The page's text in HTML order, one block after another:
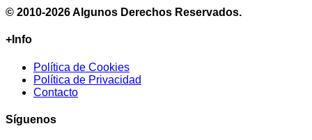
© 2010-2026 Algunos Derechos Reservados.
+Info
Política de Cookies
Política de Privacidad
Contacto
Síguenos